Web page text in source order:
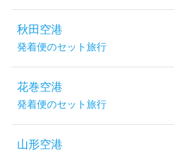
秋田空港
発着便のセット旅行
花巻空港
発着便のセット旅行
山形空港